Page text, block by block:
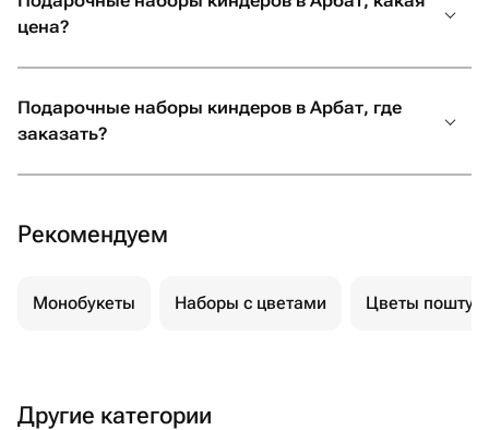
Огромное спасибо за вашу
незабываемым. От всей души
рекомендую! Если вы хотите подарить
безупречно, смело обращайтесь
цена?
Подарочные наборы киндеров в Арбат, где
заказать?
Рекомендуем
Монобукеты Наборы с цветами Цветы
Другие категории